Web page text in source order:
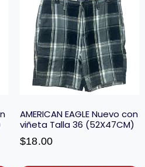
AMERICAN EAGLE Nuevo con
viñeta Talla 36 (52X47CM)
$18.00